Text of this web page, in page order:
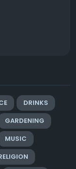
DRINKS
GARDENING
MUSIC